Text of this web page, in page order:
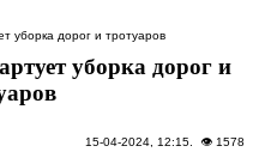
уборка дорог и
15-04-2024, 12:15. 👁 1578